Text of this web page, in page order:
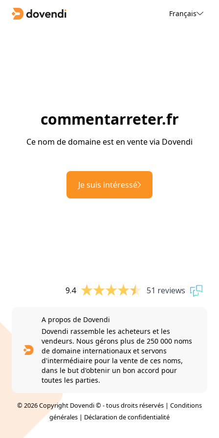
Français
commentarreter.fr
Ce nom de domaine est en vente via Dovendi
Je suis intéressé
9.4 51 reviews
A propos de Dovendi
Dovendi rassemble les acheteurs et les
vendeurs. Nous gérons plus de 250 000 noms
de domaine internationaux et servons
d'intermédiaire pour la vente de ces noms,
dans le but d'obtenir un bon accord pour
toutes les parties.
© 2026 Copyright Dovendi © - tous droits réservés | Conditions
générales | Déclaration de confidentialité